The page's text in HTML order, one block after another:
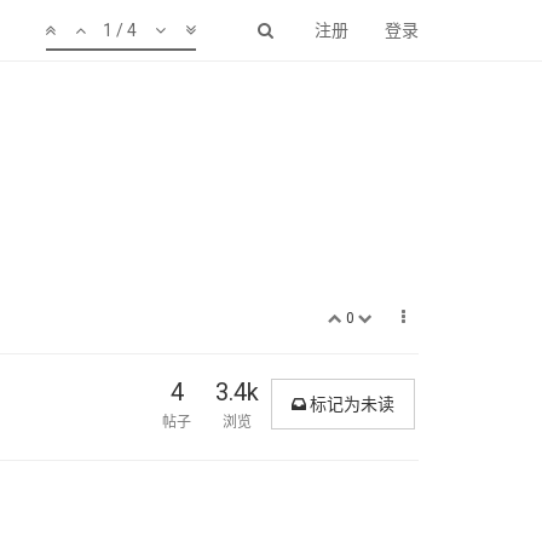
注册 登录
1 / 4
0
4
帖子
3.4k
浏览
标记为未读